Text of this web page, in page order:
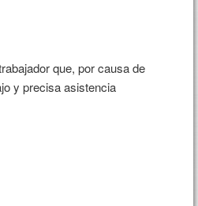
que, por causa de
y precisa asistencia